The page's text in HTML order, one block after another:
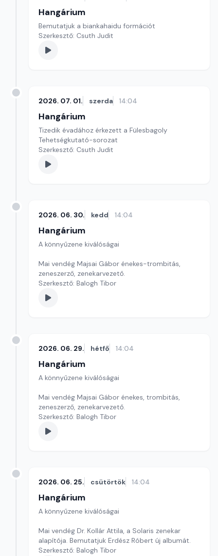
Hangárium
Bemutatjuk a biankahaidu formációt
Szerkesztő: Csuth Judit
2026. 07. 01. szerda 14:04
Hangárium
Tizedik évadához érkezett a Fülesbagoly
Tehetségkutató-sorozat
Szerkesztő: Csuth Judit
2026. 06. 30. kedd 14:04
Hangárium
A könnyűzene kiválóságai
Mai vendég Majsai Gábor énekes-trombitás,
zeneszerző, zenekarvezető.
Szerkesztő: Balogh Tibor
2026. 06. 29. hétfő 14:04
Hangárium
A könnyűzene kiválóságai
Mai vendég Majsai Gábor énekes, trombitás,
zeneszerző, zenekarvezető.
Szerkesztő: Balogh Tibor
2026. 06. 25. csütörtök 14:04
Hangárium
A könnyűzene kiválóságai
Mai vendég Dr. Kollár Attila, a Solaris zenekar
alapítója. Bemutatjuk Erdész Róbert új albumát.
Szerkesztő: Balogh Tibor